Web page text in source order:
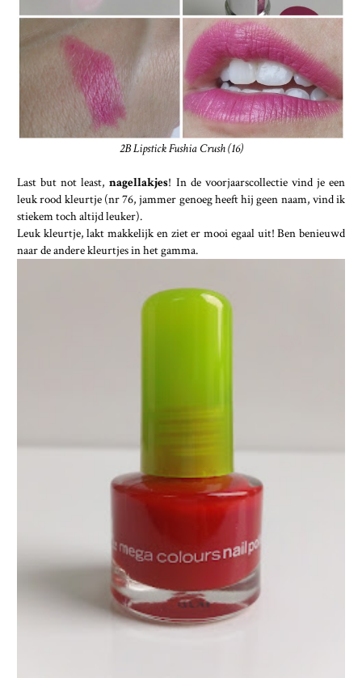
2B Lipstick Fushia Crush (16)
Last but not least,nagellakjes! In de voorjaarscollectie vind je een
leuk rood kleurtje (nr 76, jammer genoeg heeft hij geen naam, vind ik
stiekem toch altijd leuker).
Leuk kleurtje, lakt makkelijk en ziet er mooi egaal uit! Ben benieuwd
naar de andere kleurtjes in het gamma.